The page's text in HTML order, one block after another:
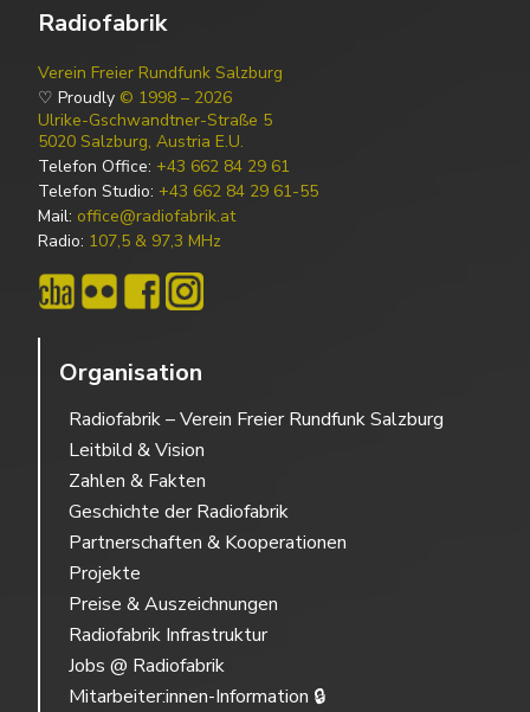
Radiofabrik
Verein Freier Rundfunk Salzburg
♡ Proudly © 1998 – 2026
Ulrike-Gschwandtner-Straße 5
5020 Salzburg, Austria E.U.
Telefon Office: +43 662 84 29 61
Telefon Studio: +43 662 84 29 61-55
Mail: office@radiofabrik.at
Radio: 107,5 & 97,3 MHz
Organisation
Radiofabrik – Verein Freier Rundfunk Salzburg
Leitbild & Vision
Zahlen & Fakten
Geschichte der Radiofabrik
Partnerschaften & Kooperationen
Projekte
Preise & Auszeichnungen
Radiofabrik Infrastruktur
Jobs @ Radiofabrik
Mitarbeiter:innen-Information 🔒